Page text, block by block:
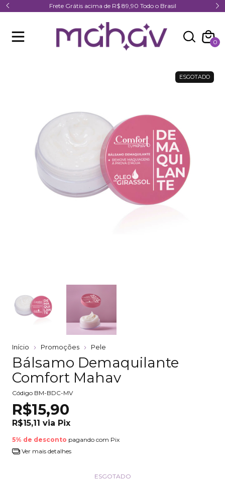
Frete Grátis acima de R$ 89,90 Todo o Brasil
0
ESGOTADO
Início Promoções Pele
Bálsamo Demaquilante
Comfort Mahav
Código BM-BDC-MV
R$15,90
R$15,11 via Pix
5% de desconto pagando com Pix
Ver mais detalhes